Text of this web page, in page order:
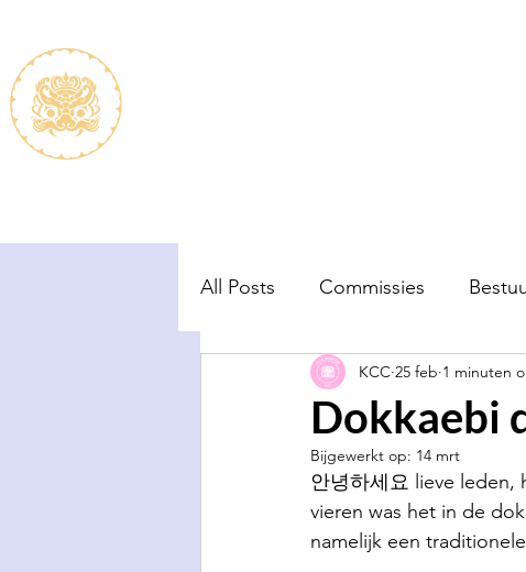
All Posts Commissies
Dokkaebi
KCC 25 feb 1 minuten
Bijgewerkt op: 14 mrt
안녕하세요 lieve leden,
vieren was het in de
namelijk een